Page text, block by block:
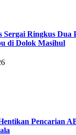
Sergai Ringkus Dua
di Dolok Masihul
Pencarian